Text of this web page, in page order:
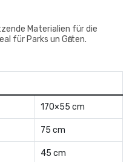
Materialien für die
für Parks un Gӓrten.
170×55 cm
75 cm
45 cm